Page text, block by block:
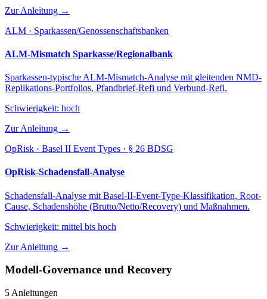
Zur Anleitung →
ALM · Sparkassen/Genossenschaftsbanken
ALM-Mismatch Sparkasse/Regionalbank
Sparkassen-typische ALM-Mismatch-Analyse mit gleitenden NMD-
Replikations-Portfolios, Pfandbrief-Refi und Verbund-Refi.
Schwierigkeit: hoch
Zur Anleitung →
OpRisk · Basel II Event Types · § 26 BDSG
OpRisk-Schadensfall-Analyse
Schadensfall-Analyse mit Basel-II-Event-Type-Klassifikation, Root-
Cause, Schadenshöhe (Brutto/Netto/Recovery) und Maßnahmen.
Schwierigkeit: mittel bis hoch
Zur Anleitung →
Modell-Governance und Recovery
5 Anleitungen